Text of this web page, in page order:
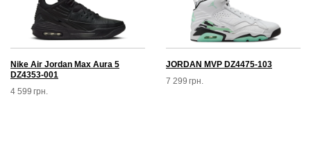
Nike Air Jordan Max Aura 5
DZ4353-001
4 599 грн.
JORDAN MVP DZ4475-103
7 299 грн.